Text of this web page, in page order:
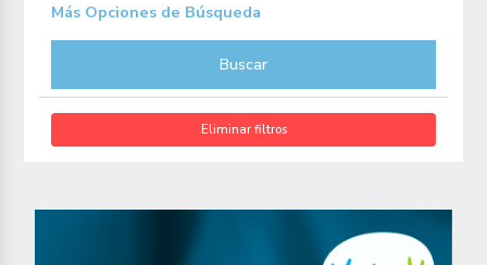
Más Opciones de Búsqueda
Buscar
Eliminar filtros